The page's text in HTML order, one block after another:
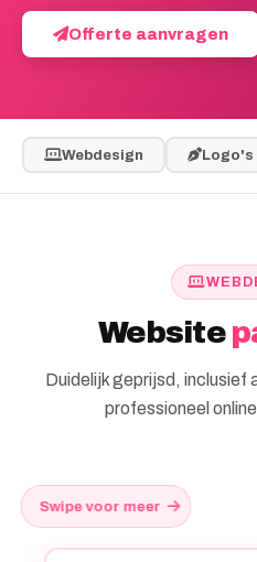
Offerte aanvragen
Webdesign Logo's
Website
Duidelijk geprijsd, inclusief
professioneel
Swipe voor meer